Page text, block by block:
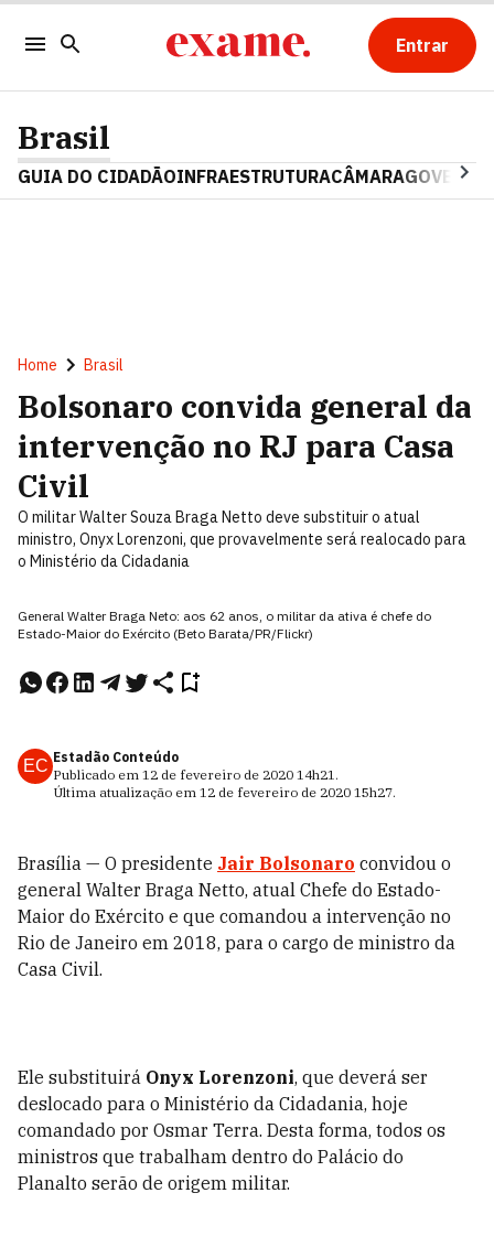
Entrar
Brasil
GUIA DO CIDADÃOINFRAESTRUTURACÂMARAGOVERNO
Home Brasil
Bolsonaro convida general da
intervenção no RJ para Casa
Civil
O militar Walter Souza Braga Netto deve substituir o atual
ministro, Onyx Lorenzoni, que provavelmente será realocado para
o Ministério da Cidadania
General Walter Braga Neto: aos 62 anos, o militar da ativa é chefe do
Estado-Maior do Exército (Beto Barata/PR/Flickr)
EC Estadão Conteúdo
Publicado em 12 de fevereiro de 2020 14h21.
Última atualização em 12 de fevereiro de 2020 15h27.
Brasília — O presidente Jair Bolsonaro convidou o
general Walter Braga Netto, atual Chefe do Estado-
Maior do Exército e que comandou a intervenção no
Rio de Janeiro em 2018, para o cargo de ministro da
Casa Civil.
Ele substituirá Onyx Lorenzoni, que deverá ser
deslocado para o Ministério da Cidadania, hoje
comandado por Osmar Terra. Desta forma, todos os
ministros que trabalham dentro do Palácio do
Planalto serão de origem militar.